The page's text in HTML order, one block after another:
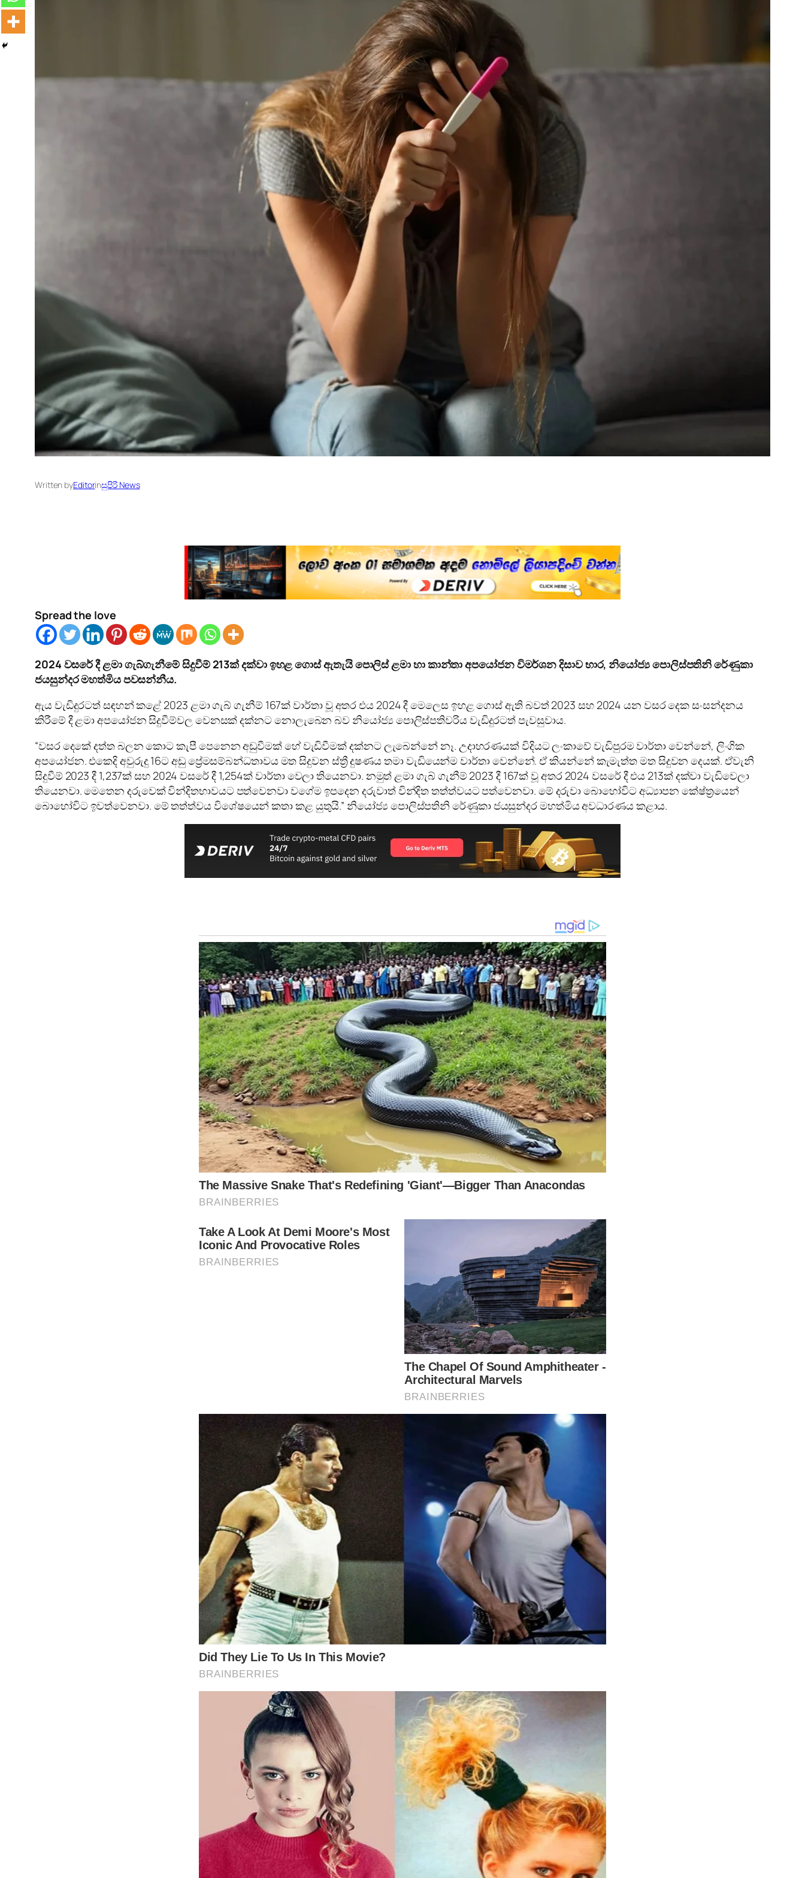
Written byEditorinසුපිරි News
Spread the love
2024 වසරේ දී ළමා ගැබ්ගැනීමේ සිදුවීම් 213ක් දක්වා ඉහළ ගොස් ඇතැයි පොලිස් ළමා හා කාන්තා අපයෝජන විමර්ශන දිසාව භාර,නියෝජ්‍ය පොලිස්පතිනි රේණුකා
ජයසුන්දර මහත්මිය පවසන්නීය.
ඇය වැඩිදුරටත් සඳහන් කළේ 2023 ළමා ගැබ් ගැනීම් 167ක් වාර්තා වූ අතර එය 2024 දී මෙලෙස ඉහළ ගොස් ඇති බවත් 2023 සහ 2024 යන වසර දෙක සංසන්දනය
කිරීමේ දී ළමා අපයෝජන සිදුවීම්වල වෙනසක් දක්නට නොලැබෙන බව නියෝජ්‍ය පොලිස්පතිවරිය වැඩිදුරටත් පැවසුවාය.
“වසර දෙකේ දත්ත බලන කොට කැපී පෙනෙන අඩුවීමක් හේ වැඩිවීමක් දක්නට ලැබෙන්නේ නෑ. උදාහරණයක් විදියට ලංකාවේ වැඩිපුරම වාර්තා වෙන්නේ, ලිංගික
අපයෝජන. එකෙදි අවුරුදු 16ට අඩු ප්‍රේමසම්බන්ධතාවය මත සිදුවන ස්ත්‍රී දුෂණය තමා වැඩියෙන්ම වාර්තා වෙන්නේ. ඒ කියන්නේ කැමැත්ත මත සිදුවන දෙයක්. ඒවැනි
සිදුවීම් 2023 දී 1,237ක් සහ 2024 වසරේ දී 1,254ක් වාර්තා වෙලා තියෙනවා. නමුත් ළමා ගැබ් ගැනීම් 2023 දී 167ක් වූ අතර 2024 වසරේ දී එය 213ක් දක්වා වැඩිවෙලා
තියෙනවා. මෙතෙන දරුවෙක් වින්දිතභාවයට පත්වෙනවා වගේම ඉපදෙන දරුවාත් වින්දිත තත්ත්වයට පත්වෙනවා. මේ දරුවා බොහෝවිට අධ්‍යාපන කේෂ්ත්‍රයෙන්
බොහෝවිට ඉවත්වෙනවා. මේ තත්ත්වය විශේෂයෙන් කතා කළ යුතුයි.” නියෝජ්‍ය පොලිස්පතිනි රේණුකා ජයසුන්දර මහත්මිය අවධාරණය කළාය.